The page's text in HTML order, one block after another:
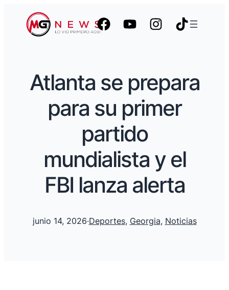
Atlanta se prepara
para su primer
partido
mundialista y el
FBI lanza alerta
junio 14, 2026·Deportes, Georgia, Noticias